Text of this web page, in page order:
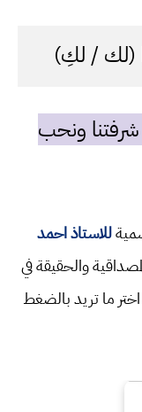
(لك / لكِ)
شرفتنا ونحب
للاستاذ احمد
والحقيقة في
ما تريد بالضغط